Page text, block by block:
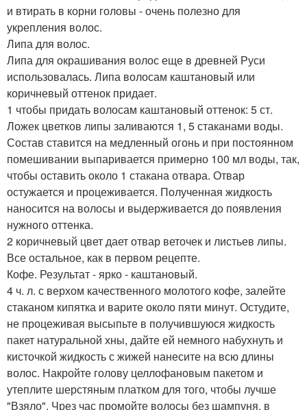
и втирать в корни головы - очень полезно для
укрепления волос.
Липа для волос.
Липа для окрашивания волос еще в древней Руси
использовалась. Липа волосам каштановый или
коричневый оттенок придает.
1 чтобы придать волосам каштановый оттенок: 5 ст.
Ложек цветков липы заливаются 1, 5 стаканами воды.
Состав ставится на медленный огонь и при постоянном
помешивании выпаривается примерно 100 мл воды, так,
чтобы оставить около 1 стакана отвара. Отвар
остужается и процеживается. Полученная жидкость
наносится на волосы и выдерживается до появления
нужного оттенка.
2 коричневый цвет дает отвар веточек и листьев липы.
Все остальное, как в первом рецепте.
Кофе. Результат - ярко - каштановый.
4 ч. л. с верхом качественного молотого кофе, залейте
стаканом кипятка и варите около пяти минут. Остудите,
не процеживая высыпьте в получившуюся жидкость
пакет натуральной хны, дайте ей немного набухнуть и
кисточкой жидкость с жижей нанесите на всю длины
волос. Накройте голову целлофановым пакетом и
утеплите шерстяным платком для того, чтобы лучше
"Взяло". Чрез час промойте волосы без шампуня, в